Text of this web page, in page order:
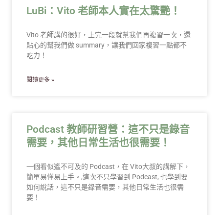
LuBi：Vito 老師本人實在太驚艷！
Vito 老師講的很好，上完一段就幫我們再複習一次，還
貼心的幫我們做 summary，讓我們回家複習一點都不
吃力！
閱讀更多 »
Podcast 教師研習營：這不只是錄音
需要，其他日常生活也很需要！
一個看似遙不可及的 Podcast，在 Vito大叔的講解下，
簡單易懂易上手。,這次不只學習到 Podcast, 也學到要
如何說話，這不只是錄音需要，其他日常生活也很需
要！